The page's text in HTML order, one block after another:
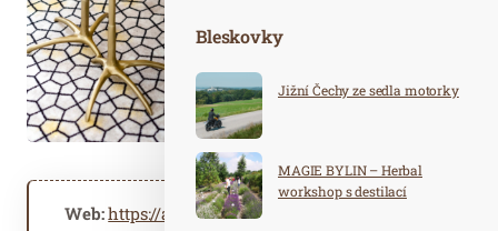
Web:https://astoria-spa.cz
Bleskovky
Jižní Čechy ze sedla motorky
MAGIE BYLIN – Herbal
workshop s destilací